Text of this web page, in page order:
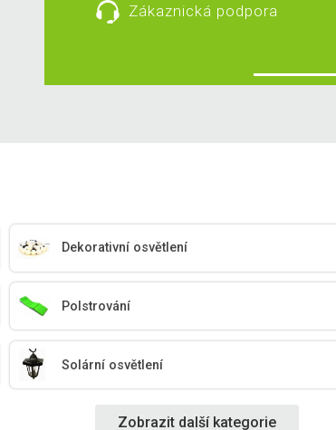
Zákaznická podpora
Dekorativní osvětlení
Polstrování
Solární osvětlení
Zobrazit další kategorie